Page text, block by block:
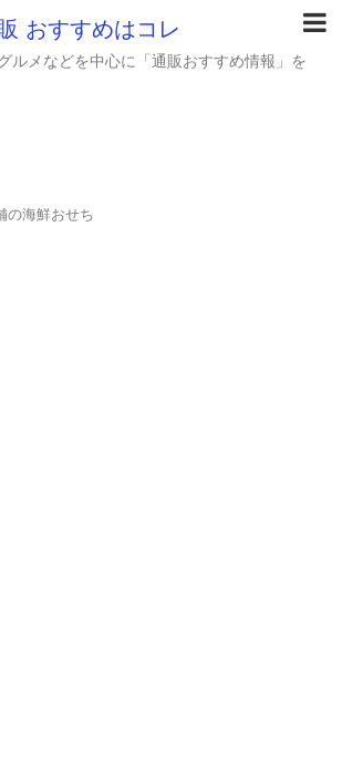
おすすめはコレ
ルメなどを中心に「通販おすすめ情報」を
の海鮮おせち